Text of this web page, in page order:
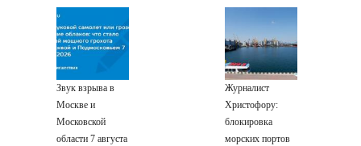
эвакуированы
800 сотрудников
Wildberries
страшном ДТП
на трассе
07/08/2026 –
Новости
Звук взрыва в
Москве и
Московской
области 7 августа
Журналист
Христофору:
блокировка
морских портов